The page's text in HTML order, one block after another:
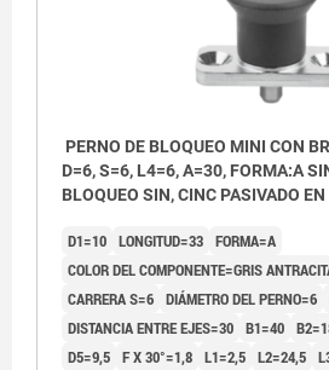
PERNO DE BLOQUEO MINI CON
D=6, S=6, L4=6, A=30, FORMA:A
BLOQUEO SIN, CINC PASIVADO
D1=10 LONGITUD=33 FORMA=A
COLOR DEL COMPONENTE=GRIS
CARRERA S=6 DIÁMETRO DEL PERNO=6
DISTANCIA ENTRE EJES=30 B1=40
D5=9,5 F X 30°=1,8 L1=2,5 L2=24,5